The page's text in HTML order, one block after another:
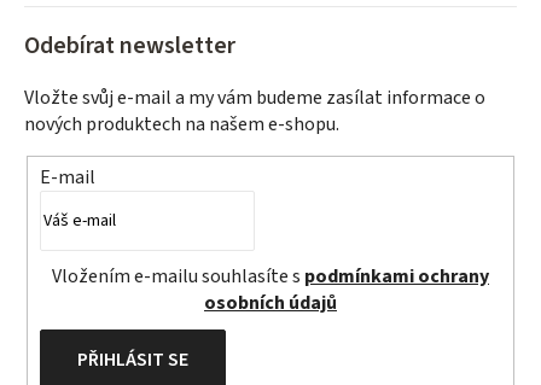
Odebírat newsletter
Vložte svůj e-mail a my vám budeme zasílat informace o
nových produktech na našem e-shopu.
E-mail
Vložením e-mailu souhlasíte s podmínkami ochrany
osobních údajů
PŘIHLÁSIT SE